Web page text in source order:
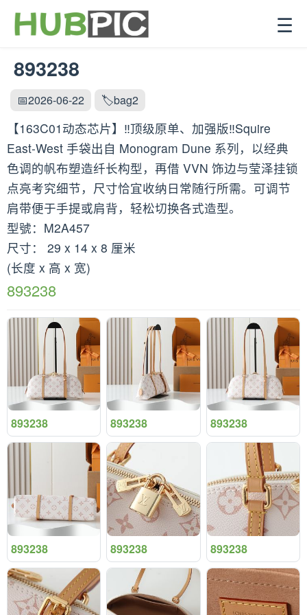
☰
893238
📅2026-06-22 🏷️bag2
【163C01动态芯片】‼️顶级原单、加强版‼️Squire
East-West 手袋出自 Monogram Dune 系列，以经典
色调的帆布塑造纤长构型，再借 VVN 饰边与莹泽挂锁
点亮考究细节，尺寸恰宜收纳日常随行所需。可调节
肩带便于手提或肩背，轻松切换各式造型。
型號：M2A457
尺寸： 29 x 14 x 8 厘米
(长度 x 高 x 宽)
893238
893238 893238 893238
893238 893238 893238